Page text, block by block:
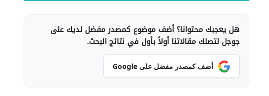
هل يعجبك محتوانا؟ أضف موضوع كمصدر مفضل لديك على
جوجل لتصلك مقالاتنا أولاً بأول في نتائج البحث.
أضف كمصدر مفضل على Google